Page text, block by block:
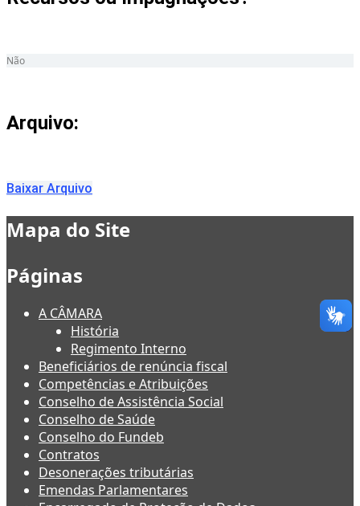
Não
Arquivo:
Baixar Arquivo
Mapa do Site
Páginas
A CÂMARA
História
Regimento Interno
Beneficiários de renúncia fiscal
Competências e Atribuições
Conselho de Assistência Social
Conselho de Saúde
Conselho do Fundeb
Contratos
Desonerações tributárias
Emendas Parlamentares